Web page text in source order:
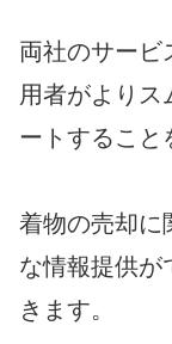
両社のサービ
用者がよりス
ートすること
着物の売却に
な情報提供が
きます。